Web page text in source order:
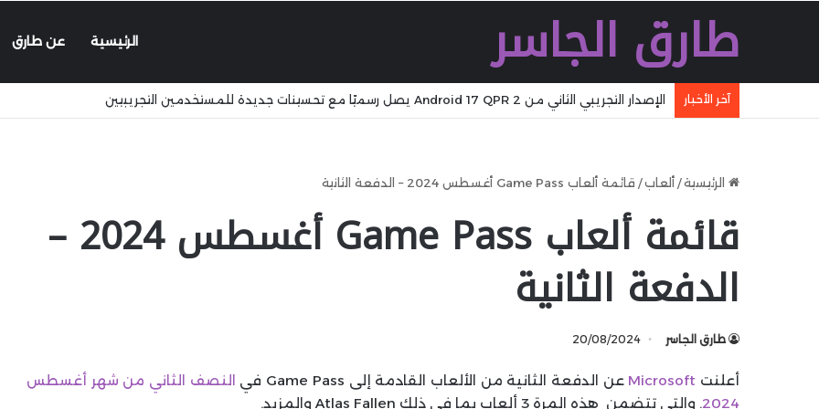
طارق الجاسر الرئيسية عن طارق
آخر الأخبار الإصدار التجريبي الثاني من Android 17 QPR 2 يصل رسميًا مع تحسينات جديدة للمستخدمين التجريبيين
الرئيسية/ ألعاب/ قائمة ألعاب Game Pass أغسطس 2024 – الدفعة الثانية
قائمة ألعاب Game Pass أغسطس 2024 –
الدفعة الثانية
طارق الجاسر 20/08/2024
أعلنت Microsoft عن الدفعة الثانية من الألعاب القادمة إلى Game Pass في النصف الثاني من شهر أغسطس
2024. والتي تتضمن هذه المرة 3 ألعاب بما في ذلك Atlas Fallen والمزيد.